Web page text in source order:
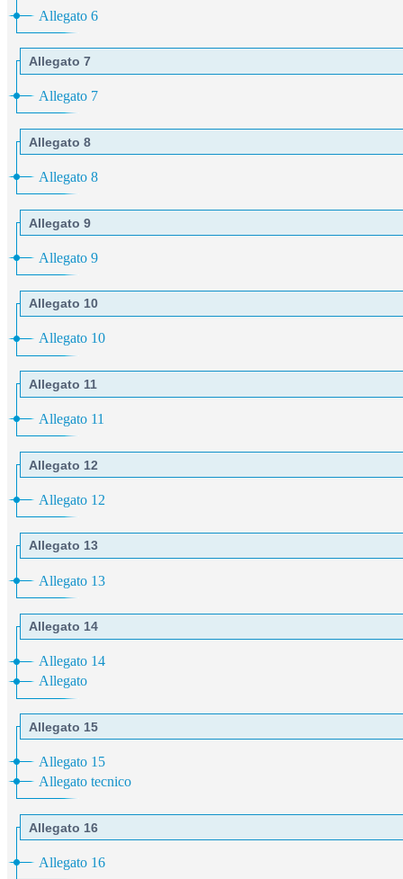
Allegato 6
Allegato 7
Allegato 7
Allegato 8
Allegato 8
Allegato 9
Allegato 9
Allegato 10
Allegato 10
Allegato 11
Allegato 11
Allegato 12
Allegato 12
Allegato 13
Allegato 13
Allegato 14
Allegato 14
Allegato
Allegato 15
Allegato 15
Allegato tecnico
Allegato 16
Allegato 16